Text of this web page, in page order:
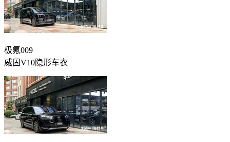
极氪009
威固V10隐形车衣